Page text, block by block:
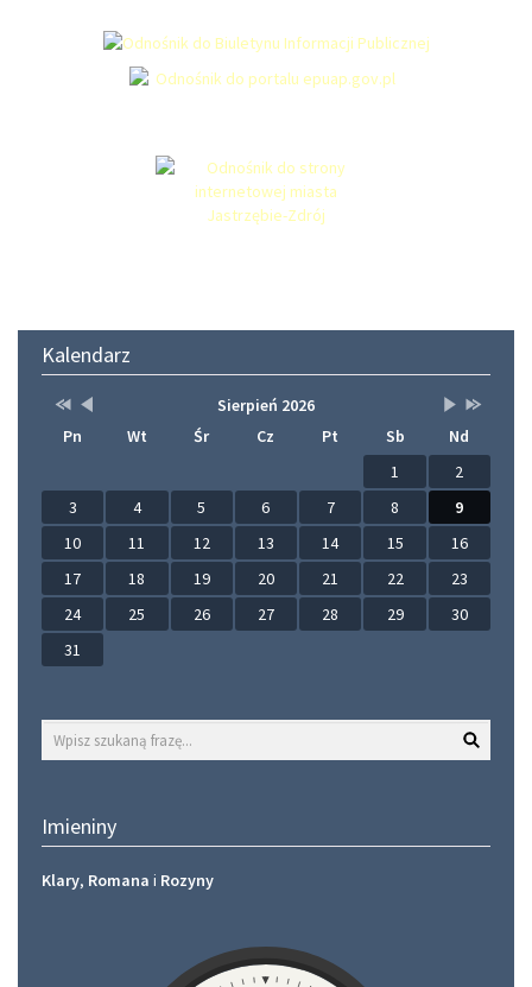
Kalendarz
Lista
wydarzeń
Sierpień 2026Brak
w
Przestaw
na
Przestaw
na
Przestaw
na
Wrzesień
2026
Przestaw
na
Sierpień
2027
Pn Wt Śr Cz Pt Sb
Nd
1
2
3
4 5 6 7 8
9
10
11 12 13 14 15
16
17
18 19 20 21 22
23
24
25 26 27 28 29
30
31
Wyszukaj
Imieniny
Klary, Romana i Rozyny